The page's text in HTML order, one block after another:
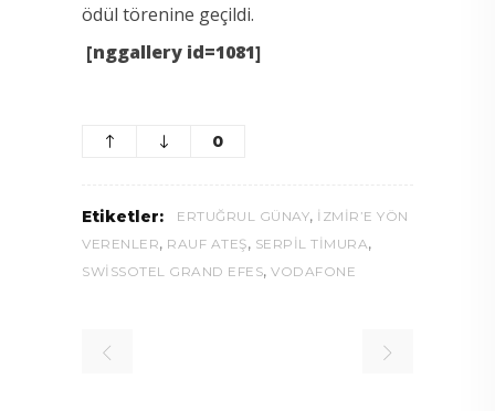
ödül törenine geçildi.
[nggallery id=1081]
0
Etiketler: ERTUĞRUL GÜNAY, İZMIR’E YÖN
VERENLER, RAUF ATEŞ, SERPIL TIMURA,
SWISSOTEL GRAND EFES, VODAFONE